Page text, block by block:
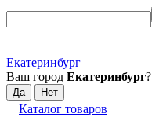
Екатеринбург
Ваш город Екатеринбург?
Каталог товаров